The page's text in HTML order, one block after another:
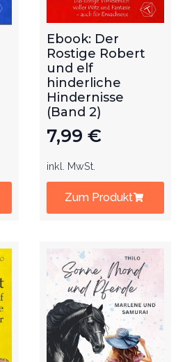
Ebook: Der
Rostige Robert
und elf
hinderliche
Hindernisse
(Band 2)
7,99 €
inkl. MwSt.
Zum Produkt